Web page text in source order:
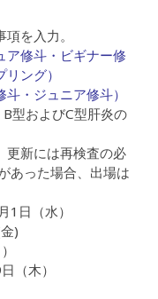
を入力。
ア修斗・ビギナー修
ング）
・ジュニア修斗）
型およびC型肝炎の
更新には再検査の必
あった場合、出場は
1日（水）
)
（木）